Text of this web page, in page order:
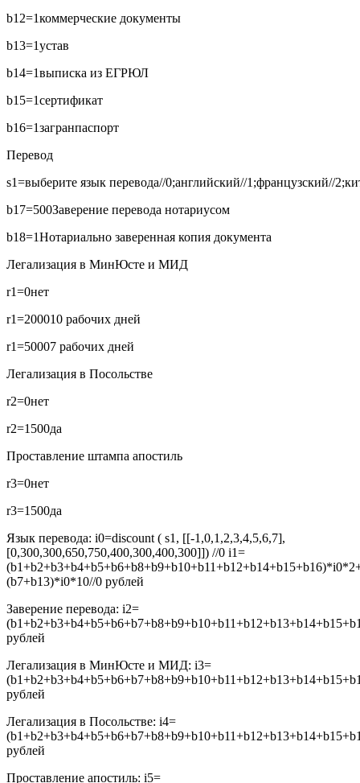
b12=1коммерческие документы
b13=1устав
b14=1выписка из ЕГРЮЛ
b15=1сертификат
b16=1загранпаспорт
Перевод
s1=выберите язык перевода//0;английский//1;французский//
b17=500Заверение перевода нотариусом
b18=1Нотариально заверенная копия документа
Легализация в МинЮсте и МИД
r1=0нет
r1=200010 рабочих дней
r1=50007 рабочих дней
Легализация в Посольстве
r2=0нет
r2=1500да
Проставление штампа апостиль
r3=0нет
r3=1500да
Язык перевода: i0=discount ( s1, [[-1,0,1,2,3,4,5,6,7],
[0,300,300,650,750,400,300,400,300]]) //0 i1=
(b7+b13)*i0*10//0 рублей
Заверение перевода: i2=
рублей
Легализация в МинЮсте и МИД: i3=
рублей
Легализация в Посольстве: i4=
рублей
Проставление апостиль: i5=